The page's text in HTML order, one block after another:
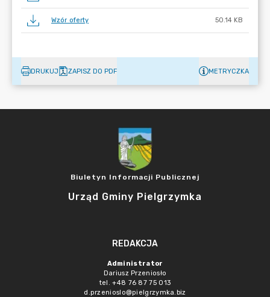
Wzór oferty 50.14 KB
DRUKUJ ZAPISZ DO PDF METRYCZKA
Biuletyn Informacji Publicznej
Urząd Gminy Pielgrzymka
REDAKCJA
Administrator
Dariusz Przeniosło
tel. +48 76 87 75 013
d.przenioslo@pielgrzymka.biz